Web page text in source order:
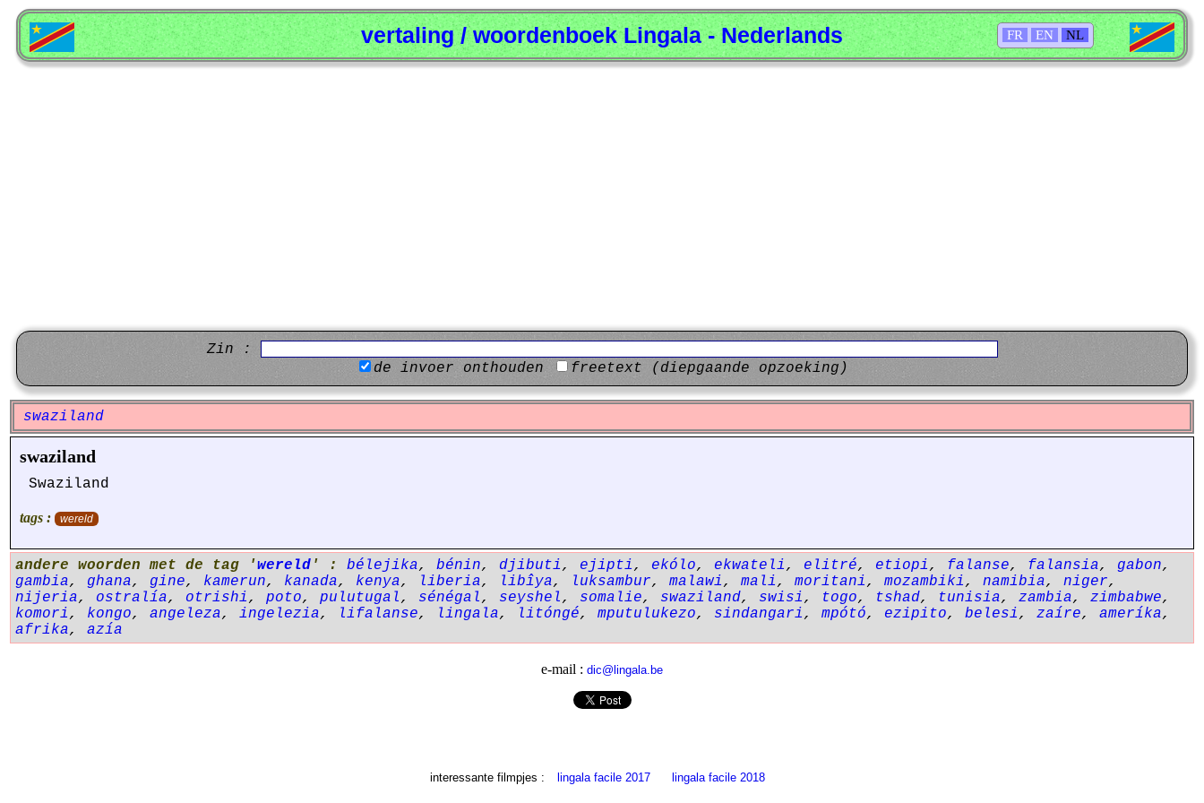
FR EN NL
vertaling / woordenboek Lingala - Nederlands
Zin :
de invoer onthouden
freetext (diepgaande opzoeking)
swaziland
swaziland
Swaziland
tags : wereld
andere woorden met de tag 'wereld ' : bélejika, bénin, djibuti, ejipti, ekólo, ekwateli, elitré, etiopi, falanse, falansia, gabon,
gambia, ghana, gine, kamerun, kanada, kenya, liberia, libîya, luksambur, malawi, mali, moritani, mozambiki, namibia, niger,
nijeria, ostralía, otrishi, poto, pulutugal, sénégal, seyshel, somalie, swaziland, swisi, togo, tshad, tunisia, zambia, zimbabwe,
komori, kongo, angeleza, ingelezia, lifalanse, lingala, litóngé, mputulukezo, sindangari, mpótó, ezipito, belesi, zaíre, ameríka,
afrika, azía
e-mail : dic@lingala.be
interessante filmpjes : lingala facile 2017 lingala facile 2018